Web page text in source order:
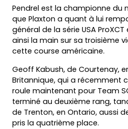
Pendrel est la championne du
que Plaxton a quant à lui
général de la série USA ProXCT
ainsi la main sur sa troisième
cette course américaine.
Geoff Kabush, de Courtenay,
Britannique, qui a récemment
roule maintenant pour Team
terminé au deuxième rang,
de Trenton, en Ontario, aussi
pris la quatrième place.